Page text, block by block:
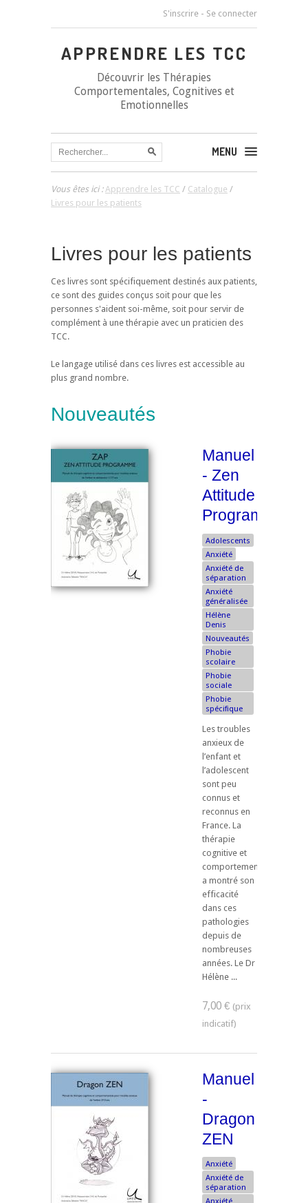
S'inscrire - Se connecter
APPRENDRE LES TCC
Découvrir les Thérapies
Comportementales, Cognitives et
Emotionnelles
MENU
Vous êtes ici :Apprendre les TCC / Catalogue /
Livres pour les patients
Livres pour les patients
Ces livres sont spécifiquement destinés aux patients,
ce sont des guides conçus soit pour que les
personnes s'aident soi-même, soit pour servir de
complément à une thérapie avec un praticien des
TCC.
Le langage utilisé dans ces livres est accessible au
plus grand nombre.
Nouveautés
Manuel
- Zen
Attitude
Programme
Adolescents
Anxiété
Anxiété de
séparation
Anxiété
généralisée
Hélène
Denis
Nouveautés
Phobie
scolaire
Phobie
sociale
Phobie
spécifique
Les troubles
anxieux de
l’enfant et
l’adolescent
sont peu
connus et
reconnus en
France. La
thérapie
cognitive et
comportementale
a montré son
efficacité
dans ces
pathologies
depuis de
nombreuses
années. Le Dr
Hélène ...
7,00 €
Manuel
-
Dragon
ZEN
Anxiété
Anxiété de
séparation